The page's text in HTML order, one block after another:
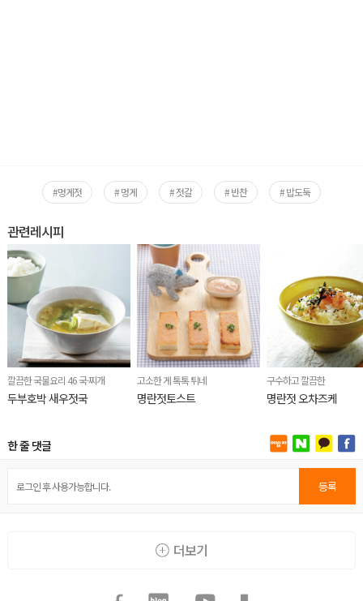
#멍게젓 # 멍게 # 젓갈 # 반찬 # 밥도둑
관련레시피
깔끔한 국물요리 46 국·찌개
두부호박 새우젓국
고소한 게 톡톡 튀네
명란젓토스트
구수하고 깔끔한
명란젓 오차즈케
한 줄 댓글
등록
더보기